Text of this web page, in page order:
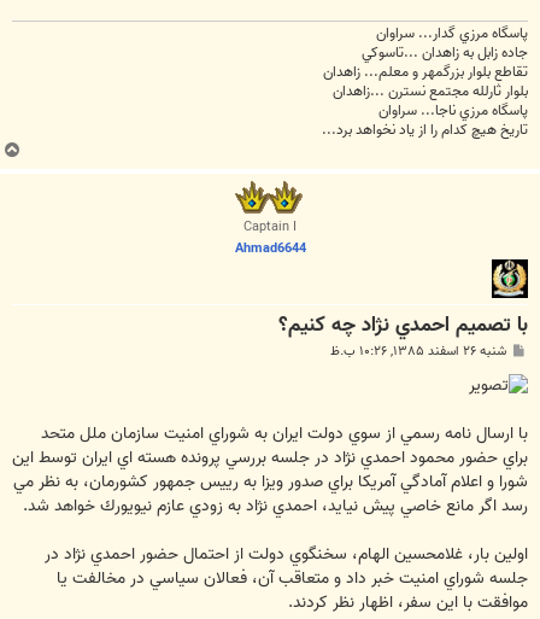
پاسگاه مرزي گدار... سراوان
جاده زابل به زاهدان ...تاسوکي
تقاطع بلوار بزرگمهر و معلم... زاهدان
بلوار ثارلله مجتمع نسترن ...زاهدان
پاسگاه مرزي ناجا... سراوان
تاريخ هيچ کدام را از ياد نخواهد برد...
ب
ا
Captain I
Ahmad6644
با تصميم احمدي نژاد چه كنيم؟
پ
ت
شنبه ۲۶ اسفند ۱۳۸۵, ۱۰:۲۶ ب.ظ
با ارسال نامه رسمي از سوي دولت ايران به شوراي امنيت سازمان ملل متحد
براي حضور محمود احمدي ن‍ژاد در جلسه بررسي پرونده هسته اي ايران توسط اين
شورا و اعلام آمادگي آمريكا براي صدور ويزا به رييس جمهور كشورمان، به نظر مي
رسد اگر مانع خاصي پيش نيايد، احمدي ن‍ژاد به زودي عازم نيويورك خواهد شد.
اولين بار، غلامحسين الهام، سخنگوي دولت از احتمال حضور احمدي ن‍ژاد در
جلسه شوراي امنيت خبر داد و متعاقب آن، فعالان سياسي در مخالفت يا
موافقت با اين سفر، اظهار نظر كردند.